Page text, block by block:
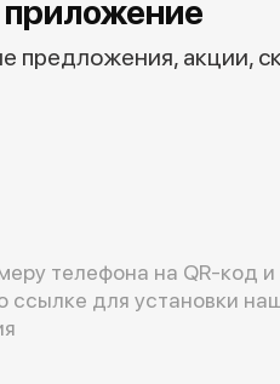
предложения, акции,
телефона на QR-код и
ссылке для установки